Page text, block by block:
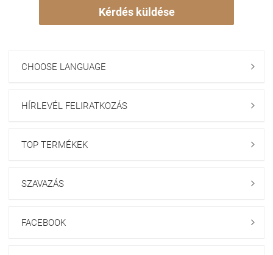
Kérdés küldése
CHOOSE LANGUAGE 
HÍRLEVÉL FELIRATKOZÁS 
TOP TERMÉKEK 
SZAVAZÁS 
FACEBOOK 